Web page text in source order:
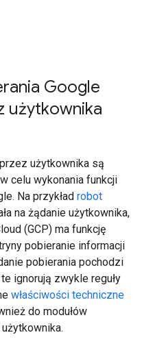
Google
użytkownika
użytkownika są
celu wykonania funkcji
Na przykład robot
na żądanie użytkownika,
(GCP) ma funkcję
pobieranie informacji
pobierania pochodzi
ignorują zwykle reguły
właściwości techniczne
do modułów